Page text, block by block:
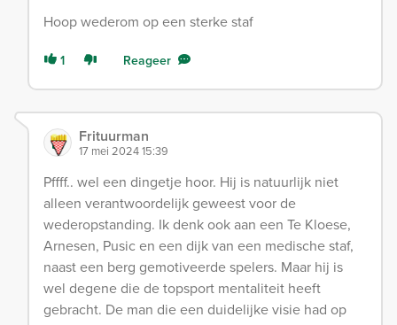
Hoop wederom op een sterke staf
1 Reageer
Frituurman
17 mei 2024 15:39
Pffff.. wel een dingetje hoor. Hij is natuurlijk niet
alleen verantwoordelijk geweest voor de
wederopstanding. Ik denk ook aan een Te Kloese,
Arnesen, Pusic en een dijk van een medische staf,
naast een berg gemotiveerde spelers. Maar hij is
wel degene die de topsport mentaliteit heeft
gebracht. De man die een duidelijke visie had op